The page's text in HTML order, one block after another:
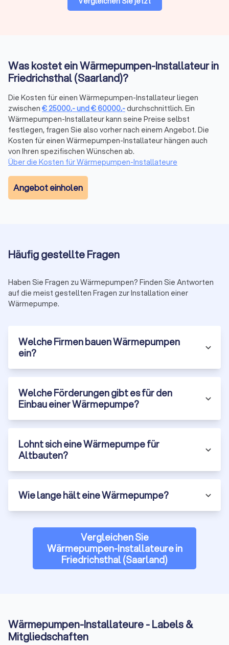
Was kostet ein Wärmepumpen-Installateur in
Friedrichsthal (Saarland)?
Die Kosten für einen Wärmepumpen-Installateur liegen
zwischen €25000,-und€60000,-durchschnittlich. Ein
Wärmepumpen-Installateur kann seine Preise selbst
festlegen, fragen Sie also vorher nach einem Angebot. Die
Kosten für einen Wärmepumpen-Installateur hängen auch
von Ihren spezifischen Wünschen ab.
Über die Kosten für Wärmepumpen-Installateure
Angebot einholen
Häufig gestellte Fragen
Haben Sie Fragen zu Wärmepumpen? Finden Sie Antworten
auf die meist gestellten Fragen zur Installation einer
Wärmepumpe.
Welche Firmen bauen Wärmepumpen
ein?
Welche Förderungen gibt es für den
Einbau einer Wärmepumpe?
Lohnt sich eine Wärmepumpe für
Altbauten?
Wie lange hält eine Wärmepumpe?
Vergleichen Sie
Wärmepumpen-Installateure in
Friedrichsthal (Saarland)
Wärmepumpen-Installateure - Labels &
Mitgliedschaften